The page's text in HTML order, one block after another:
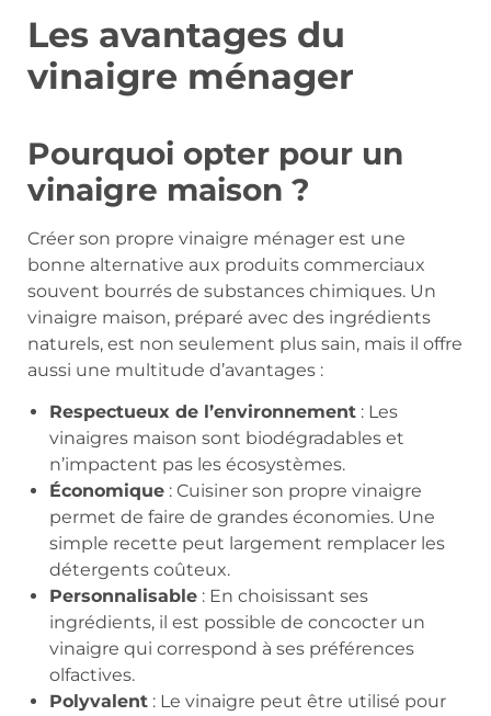
Les avantages du
vinaigre ménager
Pourquoi opter pour un
vinaigre maison ?
Créer son propre vinaigre ménager est une
bonne alternative aux produits commerciaux
souvent bourrés de substances chimiques. Un
vinaigre maison, préparé avec des ingrédients
naturels, est non seulement plus sain, mais il offre
aussi une multitude d’avantages :
Respectueux de l’environnement : Les
vinaigres maison sont biodégradables et
n’impactent pas les écosystèmes.
Économique : Cuisiner son propre vinaigre
permet de faire de grandes économies. Une
simple recette peut largement remplacer les
détergents coûteux.
Personnalisable : En choisissant ses
ingrédients, il est possible de concocter un
vinaigre qui correspond à ses préférences
olfactives.
Polyvalent : Le vinaigre peut être utilisé pour